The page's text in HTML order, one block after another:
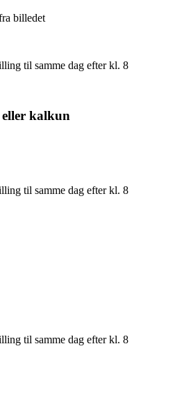
billedet
til samme dag efter kl. 8
kalkun
til samme dag efter kl. 8
til samme dag efter kl. 8